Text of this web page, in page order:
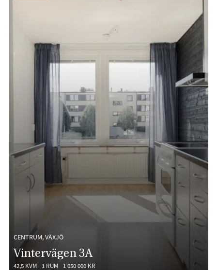
CENTRUM, VÄXJÖ
Vintervägen 3A
42,5 KVM 1 RUM 1 050 000 KR